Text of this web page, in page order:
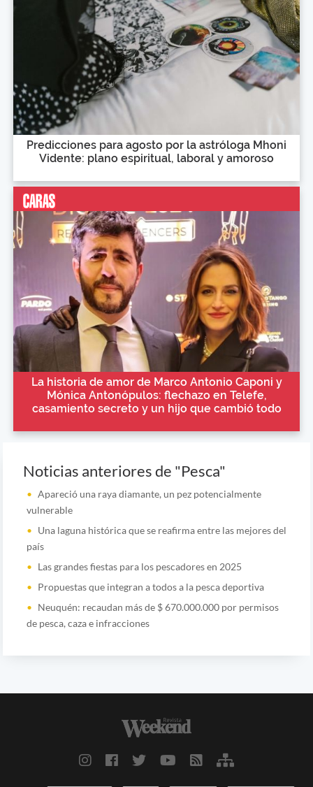
Predicciones para agosto por la astróloga Mhoni
Vidente: plano espiritual, laboral y amoroso
La historia de amor de Marco Antonio Caponi y
Mónica Antonópulos: flechazo en Telefe,
casamiento secreto y un hijo que cambió todo
Noticias anteriores de "Pesca"
Apareció una raya diamante, un pez potencialmente
vulnerable
Una laguna histórica que se reafirma entre las mejores del
país
Las grandes fiestas para los pescadores en 2025
Propuestas que integran a todos a la pesca deportiva
Neuquén: recaudan más de $ 670.000.000 por permisos
de pesca, caza e infracciones